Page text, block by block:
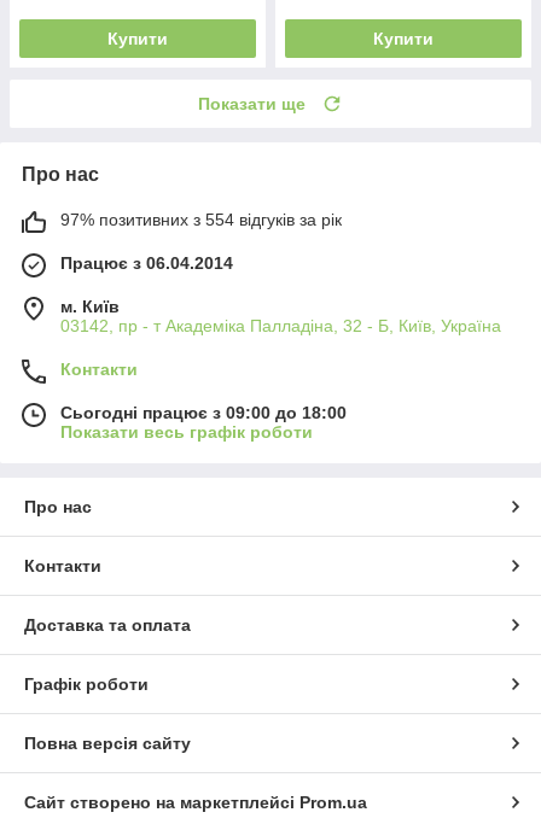
Купити Купити
Показати ще
Про нас
97% позитивних з 554 відгуків за рік
Працює з 06.04.2014
м. Київ
03142, пр - т Академіка Палладіна, 32 - Б, Київ, Україна
Контакти
Сьогодні працює з 09:00 до 18:00
Показати весь графік роботи
Про нас
Контакти
Доставка та оплата
Графік роботи
Повна версія сайту
Сайт створено на маркетплейсі Prom.ua